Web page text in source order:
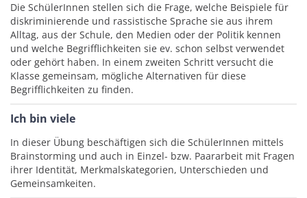
Die SchülerInnen stellen sich die Frage, welche Beispiele für
diskriminierende und rassistische Sprache sie aus ihrem
Alltag, aus der Schule, den Medien oder der Politik kennen
und welche Begrifflichkeiten sie ev. schon selbst verwendet
oder gehört haben. In einem zweiten Schritt versucht die
Klasse gemeinsam, mögliche Alternativen für diese
Begrifflichkeiten zu finden.
Ich bin viele
In dieser Übung beschäftigen sich die SchülerInnen mittels
Brainstorming und auch in Einzel- bzw. Paararbeit mit Fragen
ihrer Identität, Merkmalskategorien, Unterschieden und
Gemeinsamkeiten.